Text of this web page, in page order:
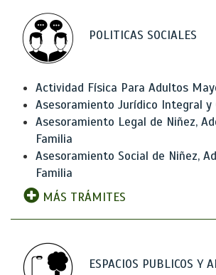
POLITICAS SOCIALES
Actividad Física Para Adultos
Asesoramiento Jurídico Integral y
Asesoramiento Legal de Niñez,
Familia
Asesoramiento Social de Niñez,
Familia
MÁS TRÁMITES
ESPACIOS PUBLICOS Y